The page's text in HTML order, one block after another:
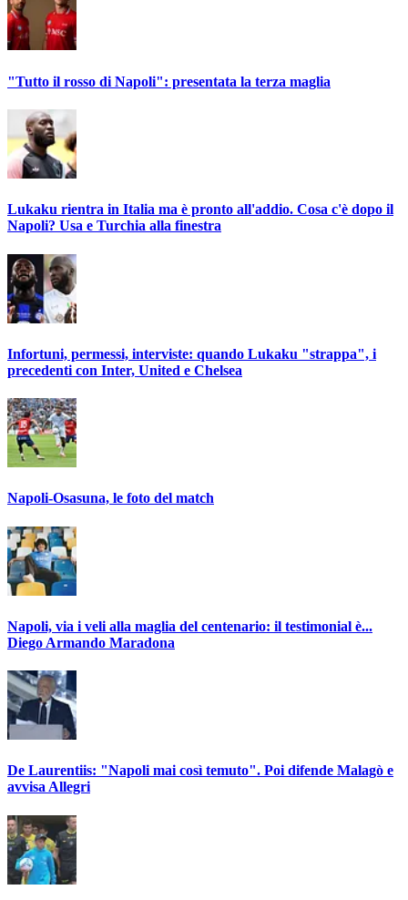
"Tutto il rosso di Napoli": presentata la terza maglia
Lukaku rientra in Italia ma è pronto all'addio. Cosa c'è dopo il
Napoli? Usa e Turchia alla finestra
Infortuni, permessi, interviste: quando Lukaku "strappa", i
precedenti con Inter, United e Chelsea
Napoli-Osasuna, le foto del match
Napoli, via i veli alla maglia del centenario: il testimonial è...
Diego Armando Maradona
De Laurentiis: "Napoli mai così temuto". Poi difende Malagò e
avvisa Allegri